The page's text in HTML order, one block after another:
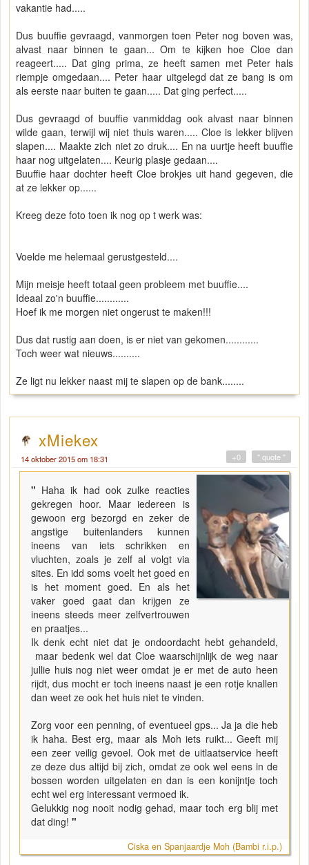
vakantie had.....
Dus buuffie gevraagd, vanmorgen toen Peter nog boven was,
alvast naar binnen te gaan... Om te kijken hoe Cloe dan
reageert..... Dat ging prima, ze heeft samen met Peter hals
riempje omgedaan.... Peter haar uitgelegd dat ze bang is om
als eerste naar buiten te gaan..... Dat ging perfect.....
Dus gevraagd of buuffie vanmiddag ook alvast naar binnen
wilde gaan, terwijl wij niet thuis waren..... Cloe is lekker blijven
slapen.... Maakte zich niet zo druk.... En na uurtje heeft buuffie
haar nog uitgelaten.... Keurig plasje gedaan....
Buuffie haar dochter heeft Cloe brokjes uit hand gegeven, die
at ze lekker op......
Kreeg deze foto toen ik nog op t werk was:
Voelde me helemaal gerustgesteld....
Mijn meisje heeft totaal geen probleem met buuffie....
Ideaal zo'n buuffie............
Hoef ik me morgen niet ongerust te maken!!!
Dus dat rustig aan doen, is er niet van gekomen............
Toch weer wat nieuws..........
Ze ligt nu lekker naast mij te slapen op de bank........
xMiekex
14 oktober 2015 om 18:31 " quote "
+0
" Haha ik had ook zulke reacties
gekregen hoor. Maar iedereen is
gewoon erg bezorgd en zeker de
angstige buitenlanders kunnen
ineens van iets schrikken en
vluchten, zoals je zelf al volgt via
sites. En idd soms voelt het goed en
is het moment goed. En als het
vaker goed gaat dan krijgen ze
ineens steeds meer zelfvertrouwen
en praatjes...
Ik denk echt niet dat je ondoordacht hebt gehandeld,
maar bedenk wel dat Cloe waarschijnlijk de weg naar
jullie huis nog niet weer omdat je er met de auto heen
rijdt, dus mocht er toch ineens naast je een rotje knallen
dan weet ze ook het huis niet te vinden.
Zorg voor een penning, of eventueel gps... Ja ja die heb
ik haha. Best erg, maar als Moh iets ruikt... Geeft mij
een zeer veilig gevoel. Ook met de uitlaatservice heeft
ze deze dus altijd bij zich, omdat ze ook wel eens in de
bossen worden uitgelaten en dan is een konijntje toch
echt wel erg interessant vermoed ik.
Gelukkig nog nooit nodig gehad, maar toch erg blij met
dat ding! "
Ciska en Spanjaardje Moh (Bambi r.i.p.)